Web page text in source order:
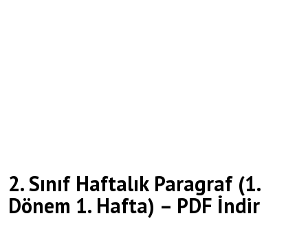
2. Sınıf Haftalık Paragraf (1.
Dönem 1. Hafta) – PDF İndir